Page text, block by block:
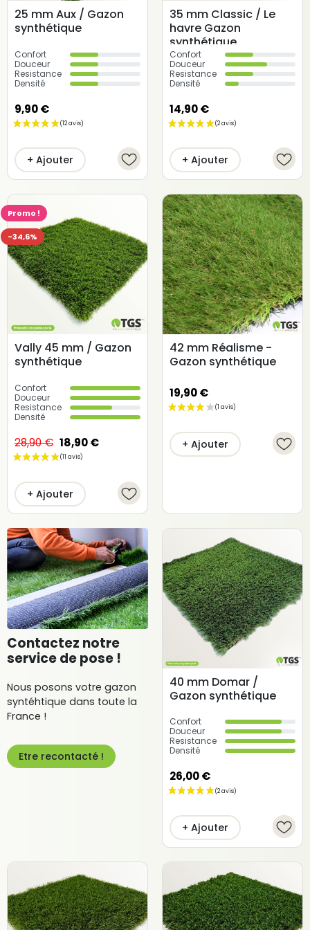
de votre pelouse. Découvrez notre collection de gazon
synthétique pour les hôtels et les restaurants et créez un
espace extérieur accueillant et attrayant pour vos clients,
tout en réduisant les coûts d’entretien et en améliorant
l’expérience globale de votre établissement.
25 mm Aux / Gazon
synthétique
Confort
Douceur
Resistance
Densité
9,90 €
+ Ajouter
35 mm Classic / Le
havre Gazon
synthétique
Confort
Douceur
Resistance
Densité
14,90 €
+ Ajouter
Promo !
-34,6%
Vally 45 mm / Gazon
synthétique
Confort
Douceur
Resistance
Densité
28,90 € 18,90 €
+ Ajouter
42 mm Réalisme -
Gazon synthétique
19,90 €
+ Ajouter
Contactez notre
service de pose !
Nous posons votre gazon
syntéhtique dans toute la
France !
Etre recontacté !
40 mm Domar /
Gazon synthétique
Confort
Douceur
Resistance
Densité
26,00 €
+ Ajouter